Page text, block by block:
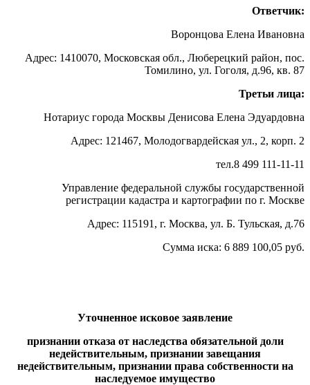
Ответчик:
Воронцова Елена Ивановна
Адрес: 1410070, Московская обл., Люберецкий район, пос.
Томилино, ул. Гоголя, д.96, кв. 87
Третьи лица:
Нотариус города Москвы Денисова Елена Эдуардовна
Адрес: 121467, Молодогвардейская ул., 2, корп. 2
тел.8 499 111-11-11
Управление федеральной службы государственной
регистрации кадастра и картографии по г. Москве
Адрес: 115191, г. Москва, ул. Б. Тульская, д.76
Сумма иска: 6 889 100,05 руб.
Уточненное исковое заявление
признании отказа от наследства обязательной доли
недействительным, признании завещания
недействительным, признании права собственности на
наследуемое имущество